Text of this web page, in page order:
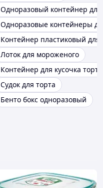
Одноразовый контейнер для
Одноразовые контейнеры
Контейнер пластиковый для
Лоток для мороженого
Контейнер для кусочка торта
Судок для торта
Бенто бокс одноразовый